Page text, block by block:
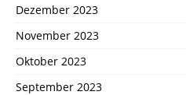
Dezember 2023
November 2023
Oktober 2023
September 2023